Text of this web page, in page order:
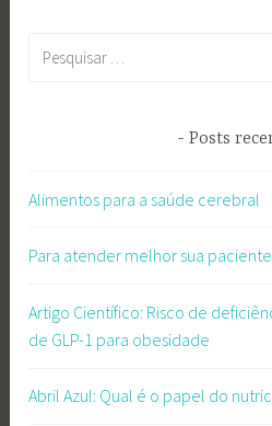
Posts
Alimentos para a saúde cerebral
Para atender melhor sua
Artigo Científico: Risco de
de GLP-1 para obesidade
Abril Azul: Qual é o papel do